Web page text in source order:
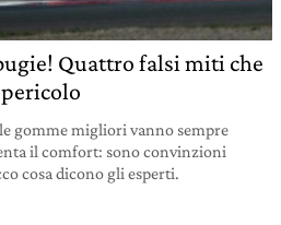
Quattro falsi miti che
gomme migliori vanno sempre
il comfort: sono convinzioni
cosa dicono gli esperti.